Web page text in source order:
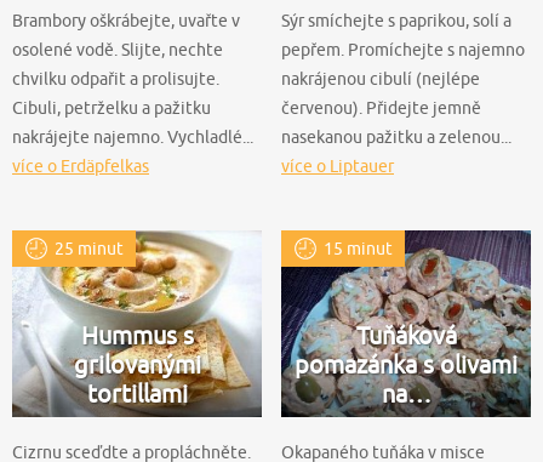
Brambory oškrábejte, uvařte v
osolené vodě. Slijte, nechte
chvilku odpařit a prolisujte.
Cibuli, petrželku a pažitku
nakrájejte najemno. Vychladlé...
více o Erdäpfelkas
Sýr smíchejte s paprikou, solí a
pepřem. Promíchejte s najemno
nakrájenou cibulí (nejlépe
červenou). Přidejte jemně
nasekanou pažitku a zelenou...
více o Liptauer
25 minut
Hummus s
grilovanými
tortillami
Cizrnu sceďdte a propláchněte.
15 minut
Tuňáková
pomazánka s olivami
na…
Okapaného tuňáka v misce